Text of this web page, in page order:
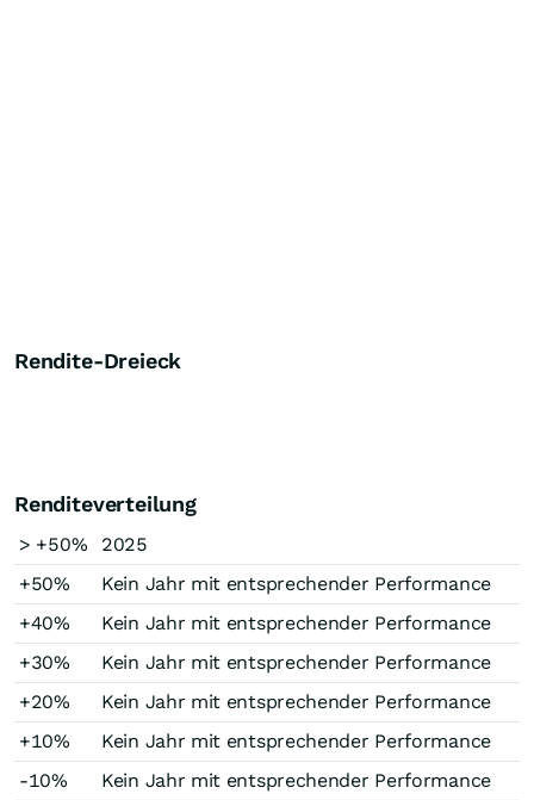
Rendite-Dreieck
Renditeverteilung
> +50%
2025
+50%
Kein Jahr mit entsprechender Performance
+40%
Kein Jahr mit entsprechender Performance
+30%
Kein Jahr mit entsprechender Performance
+20%
Kein Jahr mit entsprechender Performance
+10%
Kein Jahr mit entsprechender Performance
-10%
Kein Jahr mit entsprechender Performance